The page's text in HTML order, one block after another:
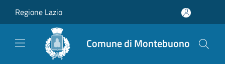
Regione Lazio
Comune di Montebuono